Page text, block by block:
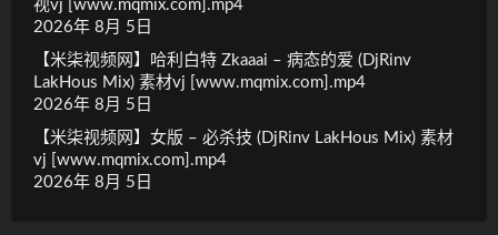
视vj [www.mqmix.com].mp4
2026年 8月 5日
【米柒视频网】哈利白特 Zkaaai – 病态的爱 (DjRinv
LakHous Mix) 素材vj [www.mqmix.com].mp4
2026年 8月 5日
【米柒视频网】女版 – 必杀技 (DjRinv LakHous Mix) 素材
vj [www.mqmix.com].mp4
2026年 8月 5日